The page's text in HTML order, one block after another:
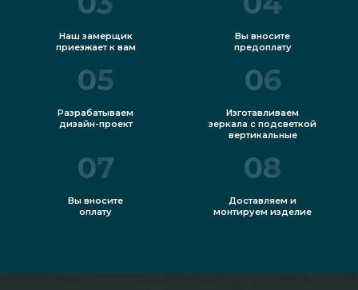
Наш замерщик
приезжает к вам
Вы вносите
предоплату
05
Разрабатываем
дизайн-проект
06
Изготавливаем
зеркала с подсветкой
вертикальные
07
Вы вносите
оплату
08
Доставляем и
монтируем изделие